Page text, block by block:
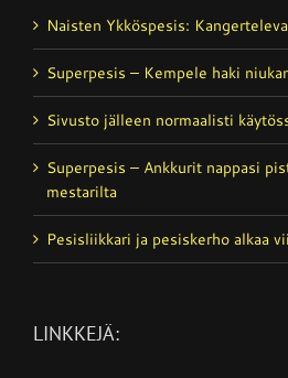
Naisten Ykköspesis:
Superpesis – Kempele haki
Sivusto jälleen normaalisti
Superpesis – Ankkurit nappasi
mestarilta
Pesisliikkari ja pesiskerho alkaa
LINKKEJÄ: